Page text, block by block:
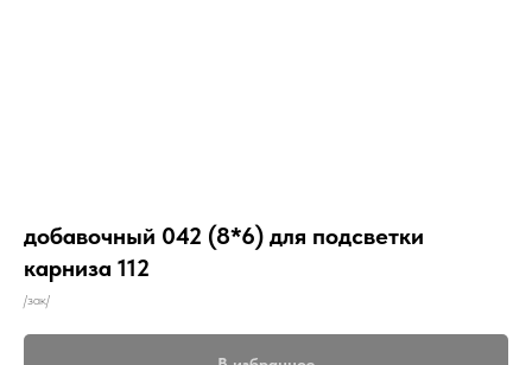
добавочный 042 (8*6) для подсветки
карниза 112
/зак/